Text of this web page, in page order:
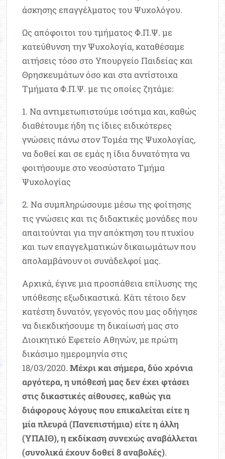
άσκησης επαγγέλματος του Ψυχολόγου.
Ως απόφοιτοι του τμήματος Φ.Π.Ψ. με
κατεύθυνση την Ψυχολογία, καταθέσαμε
αιτήσεις τόσο στο Υπουργείο Παιδείας και
Θρησκευμάτων όσο και στα αντίστοιχα
Τμήματα Φ.Π.Ψ. με τις οποίες ζητάμε:
1. Να αντιμετωπιστούμε ισότιμα και, καθώς
διαθέτουμε ήδη τις ίδιες ειδικότερες
γνώσεις πάνω στον Τομέα της Ψυχολογίας,
να δοθεί και σε εμάς η ίδια δυνατότητα να
φοιτήσουμε στο νεοσύστατο Τμήμα
Ψυχολογίας
2. Να συμπληρώσουμε μέσω της φοίτησης
τις γνώσεις και τις διδακτικές μονάδες που
απαιτούνται για την απόκτηση του πτυχίου
και των επαγγελματικών δικαιωμάτων που
απολαμβάνουν οι συνάδελφοί μας.
Αρχικά, έγινε μια προσπάθεια επίλυσης της
υπόθεσης εξωδικαστικά. Κάτι τέτοιο δεν
κατέστη δυνατόν, γεγονός που μας οδήγησε
να διεκδικήσουμε τη δικαίωσή μας στο
Διοικητικό Εφετείο Αθηνών, με πρώτη
δικάσιμο ημερομηνία στις
18/03/2020.Μέχρι και σήμερα, δύο χρόνια
αργότερα, η υπόθεσή μας δεν έχει φτάσει
στις δικαστικές αίθουσες, καθώς για
διάφορους λόγους που επικαλείται είτε η
μία πλευρά (Πανεπιστήμια) είτε η άλλη
(ΥΠΑΙΘ), η εκδίκαση συνεχώς αναβάλλεται
(συνολικά έχουν δοθεί 8 αναβολές).